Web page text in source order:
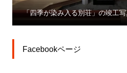
「四季が染み入る別荘」の竣工写
Facebookページ